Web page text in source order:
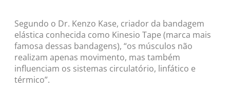
Segundo o Dr. Kenzo Kase, criador da bandagem
elástica conhecida como Kinesio Tape (marca mais
famosa dessas bandagens), “os músculos não
realizam apenas movimento, mas também
influenciam os sistemas circulatório, linfático e
térmico”.